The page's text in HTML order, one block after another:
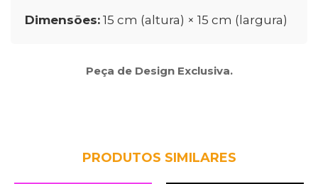
Dimensões: 15 cm (altura) × 15 cm (largura)
Peça de Design Exclusiva.
PRODUTOS SIMILARES